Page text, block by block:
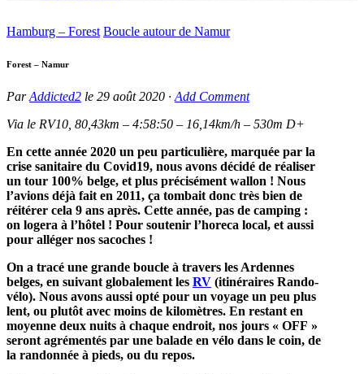
Hamburg – Forest Boucle autour de Namur
Forest – Namur
ParAddicted2 le 29 août 2020 · Add Comment
Via le RV10, 80,43km – 4:58:50 – 16,14km/h – 530m D+
En cette année 2020 un peu particulière, marquée par la
crise sanitaire du Covid19, nous avons décidé de réaliser
un tour 100% belge, et plus précisément wallon ! Nous
l’avions déjà fait en 2011, ça tombait donc très bien de
réitérer cela 9 ans après. Cette année, pas de camping :
on logera à l’hôtel ! Pour soutenir l’horeca local, et aussi
pour alléger nos sacoches !
On a tracé une grande boucle à travers les Ardennes
belges, en suivant globalement les RV (itinéraires Rando-
vélo). Nous avons aussi opté pour un voyage un peu plus
lent, ou plutôt avec moins de kilomètres. En restant en
moyenne deux nuits à chaque endroit, nos jours « OFF »
seront agrémentés par une balade en vélo dans le coin, de
la randonnée à pieds, ou du repos.